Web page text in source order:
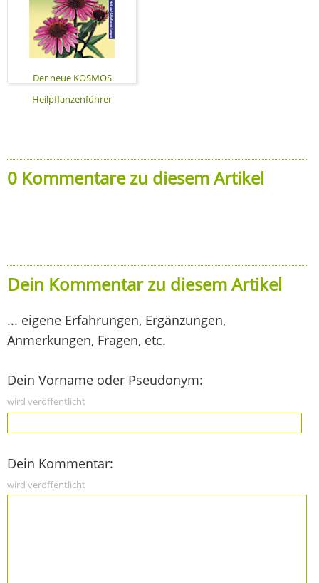
Der neue KOSMOS
Heilpflanzenführer
0 Kommentare zu diesem Artikel
Dein Kommentar zu diesem Artikel
... eigene Erfahrungen, Ergänzungen,
Anmerkungen, Fragen, etc.
Dein Vorname oder Pseudonym:
wird veröffentlicht
Dein Kommentar:
wird veröffentlicht